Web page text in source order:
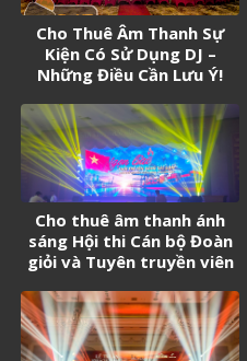
Cho Thuê Âm Thanh Sự
Kiện Có Sử Dụng DJ –
Những Điều Cần Lưu Ý!
Cho thuê âm thanh ánh
sáng Hội thi Cán bộ Đoàn
giỏi và Tuyên truyền viên
2026